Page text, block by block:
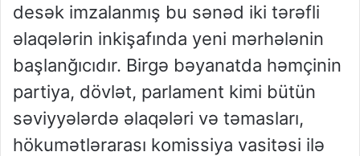
desək imzalanmış bu sənəd iki tərəfli
əlaqələrin inkişafında yeni mərhələnin
başlanğıcıdır. Birgə bəyanatda həmçinin
partiya, dövlət, parlament kimi bütün
səviyyələrdə əlaqələri və təmasları,
hökumətlərarası komissiya vasitəsi ilə